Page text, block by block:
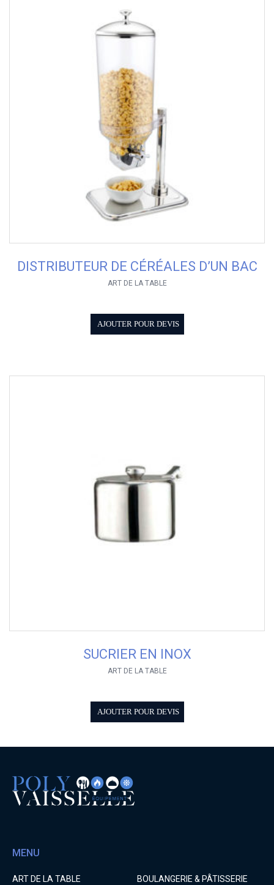
DISTRIBUTEUR DE CÉRÉALES D’UN BAC
ART DE LA TABLE
AJOUTER POUR DEVIS
SUCRIER EN INOX
ART DE LA TABLE
AJOUTER POUR DEVIS
MENU
ART DE LA TABLE BOULANGERIE & PÂTISSERIE